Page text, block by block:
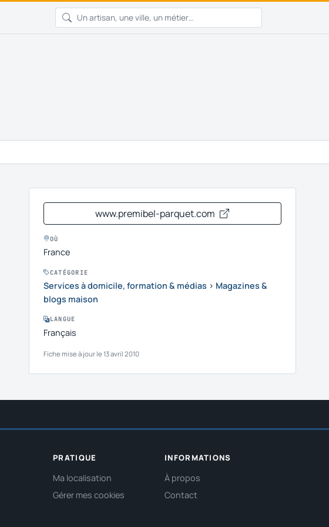
www.premibel-parquet.com
OÙ
France
CATÉGORIE
Services à domicile, formation & médias › Magazines &
blogs maison
LANGUE
Français
Fiche mise à jour le 13 avril 2010
PRATIQUE
Ma localisation
Gérer mes cookies
INFORMATIONS
À propos
Contact